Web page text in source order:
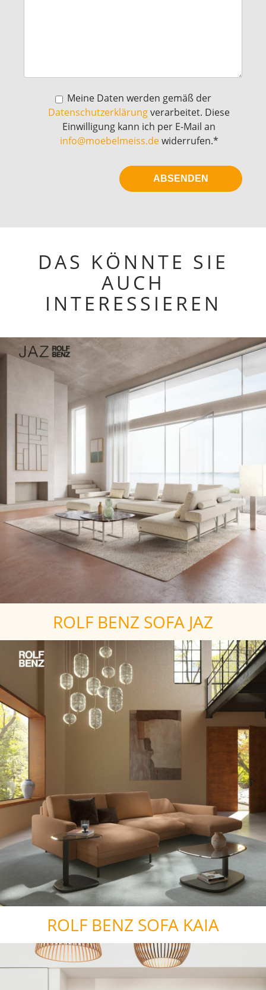
Meine Daten werden gemäß der
Datenschutzerklärungverarbeitet. Diese
Einwilligung kann ich per E-Mail an
info@moebelmeiss.dewiderrufen.*
DAS KÖNNTE SIE
AUCH
INTERESSIEREN
ROLF BENZ SOFA JAZ
ROLF BENZ SOFA KAIA